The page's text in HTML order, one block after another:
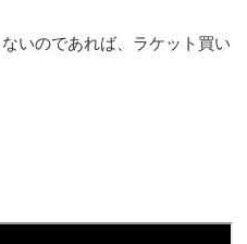
いのであれば、ラケット買い